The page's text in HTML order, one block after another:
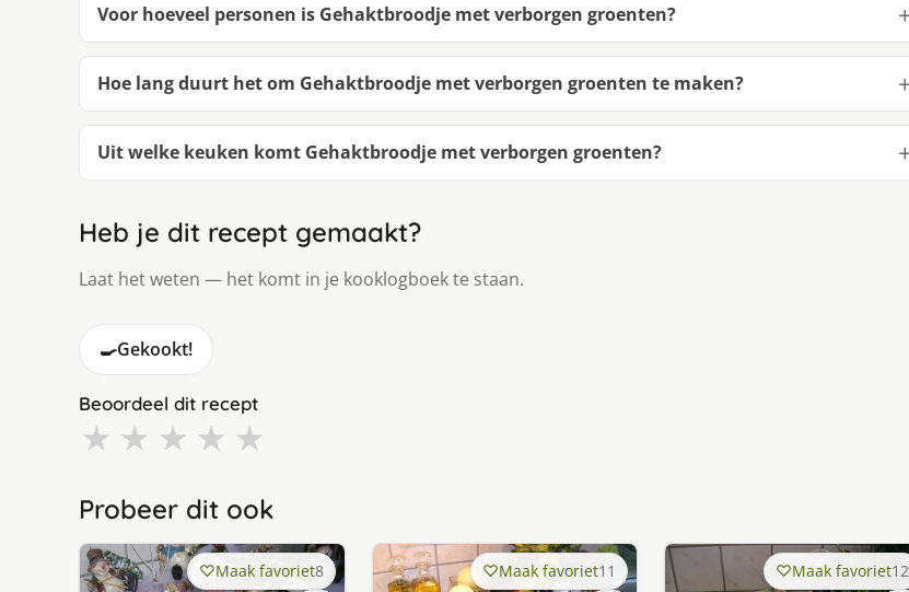
Voor hoeveel personen is Gehaktbroodje met verborgen groenten?
Hoe lang duurt het om Gehaktbroodje met verborgen groenten te maken?
Uit welke keuken komt Gehaktbroodje met verborgen groenten?
Heb je dit recept gemaakt?
Laat het weten — het komt in je kooklogboek te staan.
🍳Gekookt!
Beoordeel dit recept
★ ★ ★ ★ ★
Probeer dit ook
Maak favoriet8 Maak favoriet11 Maak favoriet12